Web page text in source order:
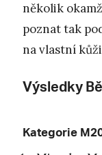
několik
poznat tak
na vlastní
Výsledky
Kategorie